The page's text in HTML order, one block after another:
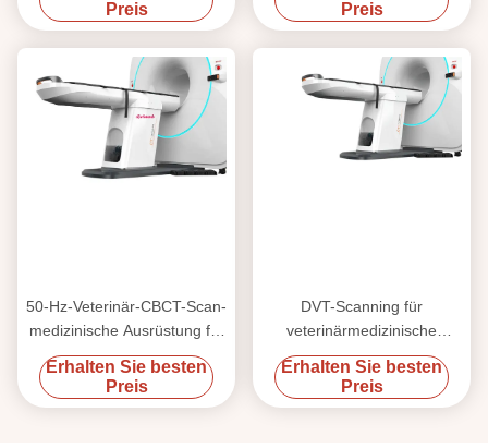
Preis
Preis
50-Hz-Veterinär-CBCT-Scan-
medizinische Ausrüstung für
Hunde und Katzen
Erhalten Sie besten
Preis
DVT-Scanning für
veterinärmedizinische
Geräte, 50-Hz-Frequenz
Erhalten Sie besten
Preis